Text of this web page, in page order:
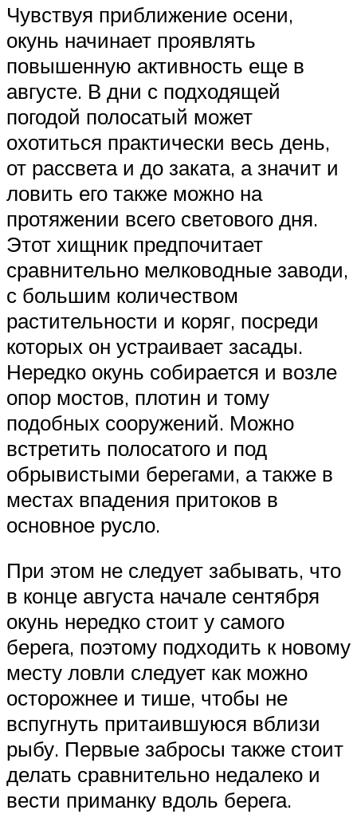
Чувствуя приближение осени,
окунь начинает проявлять
повышенную активность еще в
августе. В дни с подходящей
погодой полосатый может
охотиться практически весь день,
от рассвета и до заката, а значит и
ловить его также можно на
протяжении всего светового дня.
Этот хищник предпочитает
сравнительно мелководные заводи,
с большим количеством
растительности и коряг, посреди
которых он устраивает засады.
Нередко окунь собирается и возле
опор мостов, плотин и тому
подобных сооружений. Можно
встретить полосатого и под
обрывистыми берегами, а также в
местах впадения притоков в
основное русло.
При этом не следует забывать, что
в конце августа начале сентября
окунь нередко стоит у самого
берега, поэтому подходить к новому
месту ловли следует как можно
осторожнее и тише, чтобы не
вспугнуть притаившуюся вблизи
рыбу. Первые забросы также стоит
делать сравнительно недалеко и
вести приманку вдоль берега.